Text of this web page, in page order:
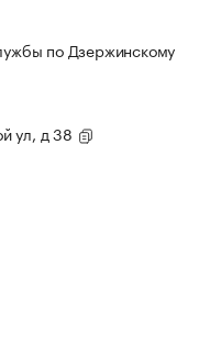
по Дзержинскому
ул, д 38